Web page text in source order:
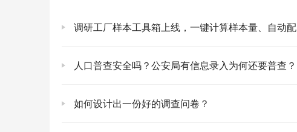
调研工厂样本工具箱上线，一键计算样本量、自动配额
人口普查安全吗？公安局有信息录入为何还要普查？
如何设计出一份好的调查问卷？